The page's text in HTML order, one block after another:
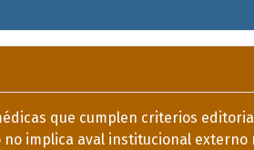
que cumplen criterios
implica aval institucional